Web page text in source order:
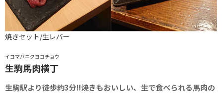
イコマバニクヨコチョウ
生駒馬肉横丁
生駒駅より徒歩約3分!!焼きもおいしい、生で食べられる馬肉の
焼きセット/生レバー